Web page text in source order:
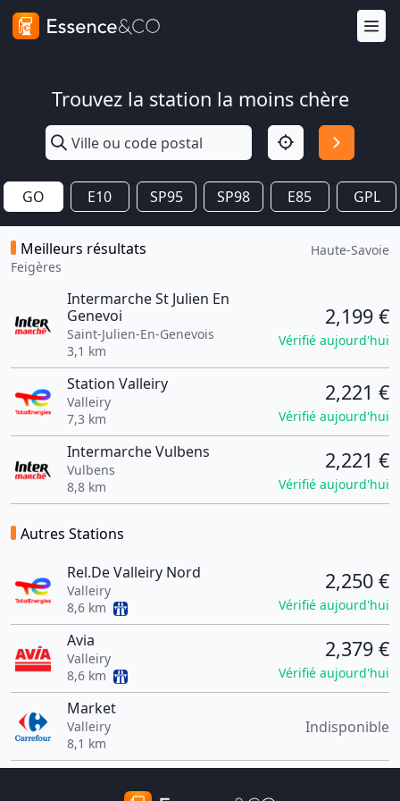
Trouvez la station la moins chère
GO E10 SP95 SP98 E85 GPL
Meilleurs résultats
Feigères
Haute-Savoie
Intermarche St Julien En
Genevoi
Saint-Julien-En-Genevois
3,1 km
2,199 €
Vérifié aujourd'hui
Station Valleiry
Valleiry
7,3 km
2,221 €
Vérifié aujourd'hui
Intermarche Vulbens
Vulbens
8,8 km
2,221 €
Vérifié aujourd'hui
Autres Stations
Rel.De Valleiry Nord
Valleiry
8,6 km
2,250 €
Vérifié aujourd'hui
Avia
Valleiry
8,6 km
2,379 €
Vérifié aujourd'hui
Market
Valleiry
8,1 km
Indisponible